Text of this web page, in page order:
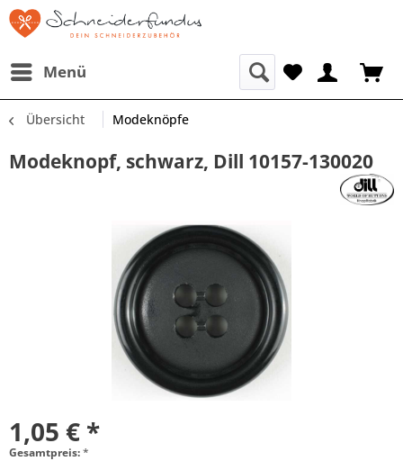
Menü
Übersicht Modeknöpfe
Modeknopf, schwarz, Dill 10157-130020
1,05 € *
Gesamtpreis:*